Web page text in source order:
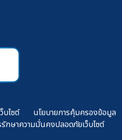
บไซต์
นโยบายการคุ้มครองข้อมูล
รักษาความมั่นคงปลอดภัยเว็บไซต์